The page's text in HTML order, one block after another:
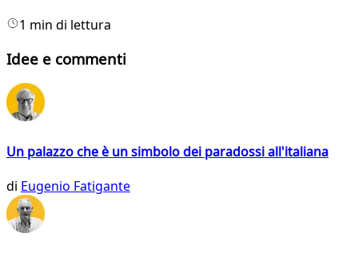
1 min di lettura
Idee e commenti
Un palazzo che è un simbolo dei paradossi all'italiana
di Eugenio Fatigante